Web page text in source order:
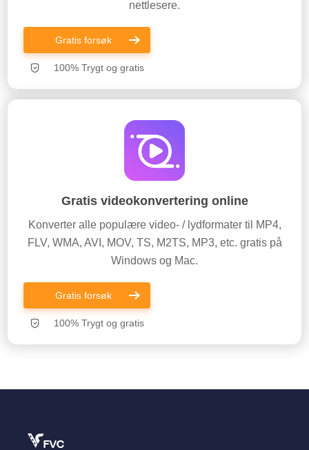
nettlesere.
Gratis forsøk
100% Trygt og gratis
Gratis videokonvertering online
Konverter alle populære video- / lydformater til MP4,
FLV, WMA, AVI, MOV, TS, M2TS, MP3, etc. gratis på
Windows og Mac.
Gratis forsøk
100% Trygt og gratis